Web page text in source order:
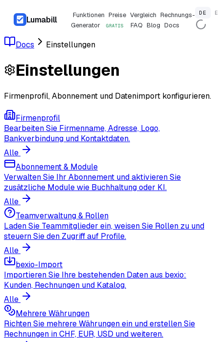
Lumabill Funktionen Preise Vergleich Rechnungs-
Generator
GRATIS FAQ Blog Docs
DE
Docs Einstellungen
Einstellungen
Firmenprofil, Abonnement und Datenimport konfigurieren.
Firmenprofil
Bearbeiten Sie Firmenname, Adresse, Logo,
Bankverbindung und Kontaktdaten.
Alle
Abonnement & Module
Verwalten Sie Ihr Abonnement und aktivieren Sie
zusätzliche Module wie Buchhaltung oder KI.
Alle
Teamverwaltung & Rollen
Laden Sie Teammitglieder ein, weisen Sie Rollen zu und
steuern Sie den Zugriff auf Profile.
Alle
bexio-Import
Importieren Sie Ihre bestehenden Daten aus bexio:
Kunden, Rechnungen und Katalog.
Alle
Mehrere Währungen
Richten Sie mehrere Währungen ein und erstellen Sie
Rechnungen in CHF, EUR, USD und weiteren.